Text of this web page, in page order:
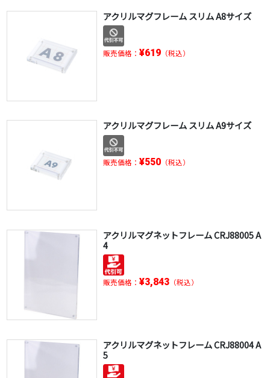
アクリルマグフレーム スリム A8サイズ
販売価格： ¥619（税込）
アクリルマグフレーム スリム A9サイズ
販売価格： ¥550（税込）
アクリルマグネットフレーム CRJ88005 A
4
販売価格： ¥3,843（税込）
アクリルマグネットフレーム CRJ88004 A
5